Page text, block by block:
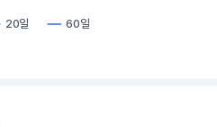
20일 60일